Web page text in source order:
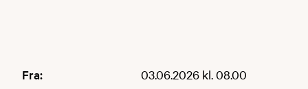
Fra: 03.06.2026 kl. 08.00